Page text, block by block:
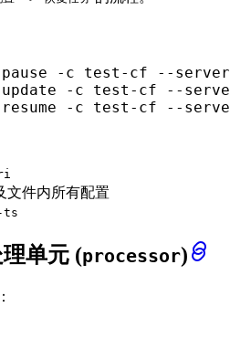
-c test-cf --
update -c test-cf --
-c test-cf --
文件内所有配置
ts
单元 (processor)